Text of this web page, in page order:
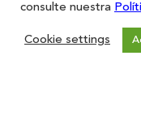
consulte nuestra
Cookie settings